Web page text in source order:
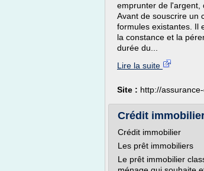
emprunter de l'argent,
Avant de souscrire un
formules existantes. Il
la constance et la
durée du...
Lire la suite
Site : http://
Crédit
Crédit immobilier
Les prêt immobiliers
Le prêt immobilier